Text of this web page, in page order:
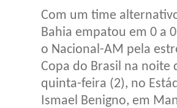
Com um time
Bahia empatou em 0 a
o Nacional-AM pela
Copa do Brasil na noite
quinta-feira (2), no
Ismael Benigno, em